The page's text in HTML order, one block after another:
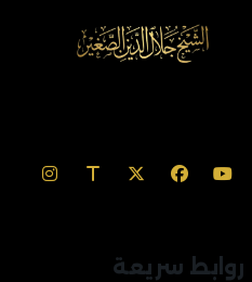
روابط سريعة